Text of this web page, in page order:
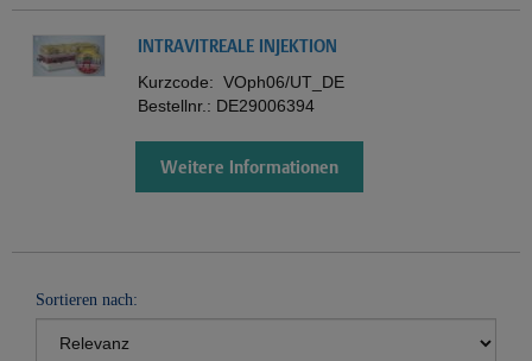
INTRAVITREALE INJEKTION
Kurzcode: VOph06/UT_DE
Bestellnr.: DE29006394
Weitere Informationen
Sortieren nach: